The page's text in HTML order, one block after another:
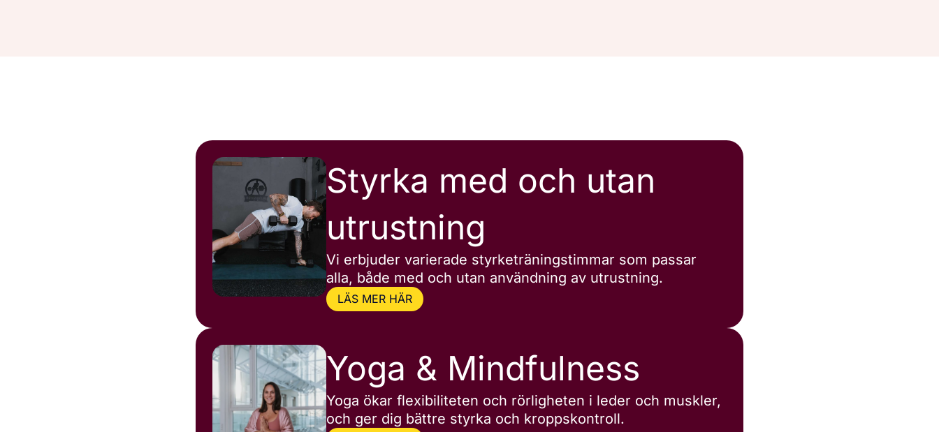
Styrka med och utan
utrustning
Vi erbjuder varierade styrketräningstimmar som passar
alla, både med och utan användning av utrustning.
LÄS MER HÄR
Yoga & Mindfulness
Yoga ökar flexibiliteten och rörligheten i leder och muskler,
och ger dig bättre styrka och kroppskontroll.